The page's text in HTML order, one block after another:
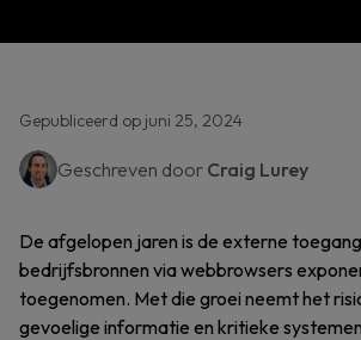
Gepubliceerd op juni 25, 2024
Geschreven door Craig Lurey
De afgelopen jaren is de externe
bedrijfsbronnen via webbrowsers
toegenomen. Met die groei neemt het
gevoelige informatie en kritieke